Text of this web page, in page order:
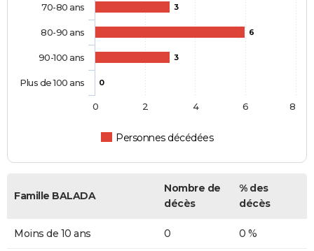
3
6
3
0
Personnes décédées
70-80 ans
80-90 ans
90-100 ans
Plus de 100 ans
0 2 4 6 8
Famille BALADA
Nombre de
décès
% des
décès
Moins de 10 ans 0 0 %